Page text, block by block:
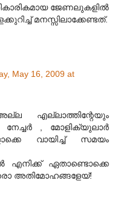
ജേണലുകളിൽ
മനസ്സിലാക്കേണ്ടത്.
May 16, 2009 at
എല്ലാത്തിന്റേയും
, മോളിക്യുലാർ
വായിച്ച് സമയം
എനിക്ക് ഏതാണ്ടൊക്കെ
അതിമോഹങ്ങളേയ്!